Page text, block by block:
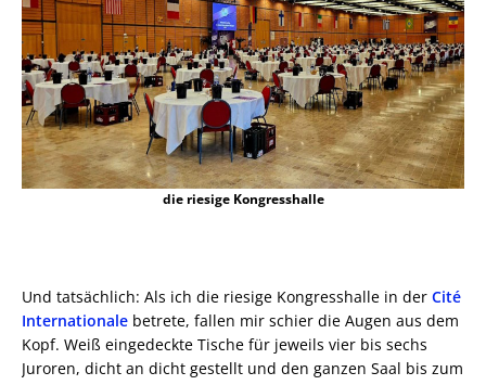
die riesige Kongresshalle
Und tatsächlich: Als ich die riesige Kongresshalle in der Cité
Internationale betrete, fallen mir schier die Augen aus dem
Kopf. Weiß eingedeckte Tische für jeweils vier bis sechs
Juroren, dicht an dicht gestellt und den ganzen Saal bis zum